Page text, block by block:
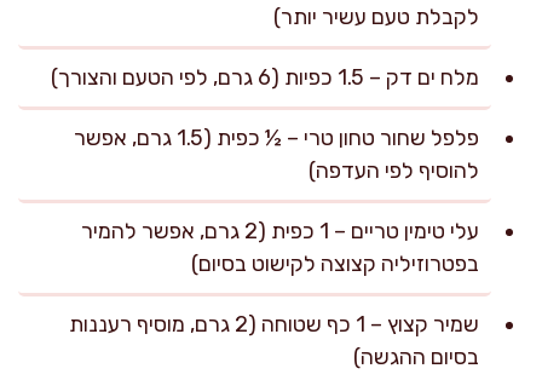
לקבלת טעם עשיר יותר)
מלח ים דק – 1.5 כפיות (6 גרם, לפי הטעם והצורך)
פלפל שחור טחון טרי – ½ כפית (1.5 גרם, אפשר
להוסיף לפי העדפה)
עלי טימין טריים – 1 כפית (2 גרם, אפשר להמיר
בפטרוזיליה קצוצה לקישוט בסיום)
שמיר קצוץ – 1 כף שטוחה (2 גרם, מוסיף רעננות
בסיום ההגשה)